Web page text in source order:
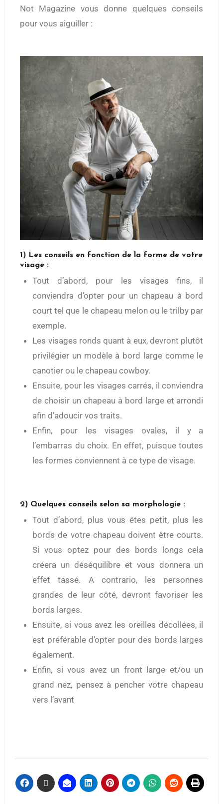
Not Magazine vous donne quelques conseils
pour vous aiguiller :
1) Les conseils en fonction de la forme de votre
visage :
Tout d’abord, pour les visages fins, il
conviendra d’opter pour un chapeau à bord
court tel que le chapeau melon ou le trilby par
exemple.
Les visages ronds quant à eux, devront plutôt
privilégier un modèle à bord large comme le
canotier ou le chapeau cowboy.
Ensuite, pour les visages carrés, il conviendra
de choisir un chapeau à bord large et arrondi
afin d’adoucir vos traits.
Enfin, pour les visages ovales, il y a
l’embarras du choix. En effet, puisque toutes
les formes conviennent à ce type de visage.
2) Quelques conseils selon sa morphologie :
Tout d’abord, plus vous êtes petit, plus les
bords de votre chapeau doivent être courts.
Si vous optez pour des bords longs cela
créera un déséquilibre et vous donnera un
effet tassé. A contrario, les personnes
grandes de leur côté, devront favoriser les
bords larges.
Ensuite, si vous avez les oreilles décollées, il
est préférable d’opter pour des bords larges
également.
Enfin, si vous avez un front large et/ou un
grand nez, pensez à pencher votre chapeau
vers l’avant